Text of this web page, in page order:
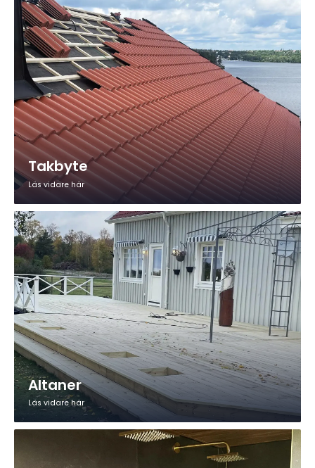
Takbyte
Läs vidare här
Altaner
Läs vidare här